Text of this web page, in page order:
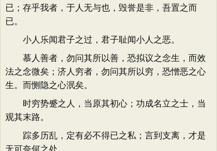
已；存乎我者，于人无与也，毁誉是非，吾置之而
已。
小人乐闻君子之过，君子耻闻小人之恶。
慕人善者，勿问其所以善，恐拟议之念生，而效
法之念微矣；济人穷者，勿问其所以穷，恐憎恶之心
生。而恻隐之心泯矣。
时穷势蹙之人，当原其初心；功成名立之士，当
观其末路。
踪多历乱，定有必不得已之私；言到支离，才是
无可奈何之处。